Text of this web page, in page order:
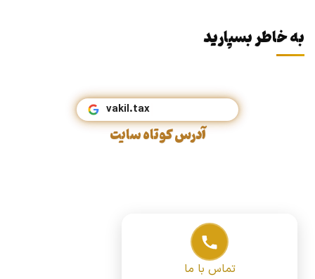
به خاطر بسپارید
vakil.tax
آدرس کوتاه سایت
تماس با ما